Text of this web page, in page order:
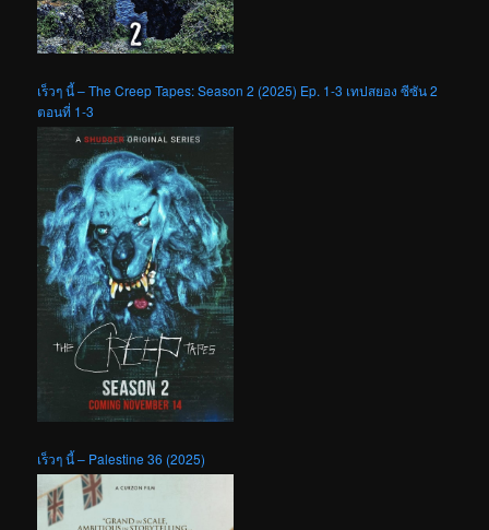
เร็วๆ นี้ – The Creep Tapes: Season 2 (2025) Ep. 1-3 เทปสยอง ซีซัน 2
ตอนที่ 1-3
เร็วๆ นี้ – Palestine 36 (2025)